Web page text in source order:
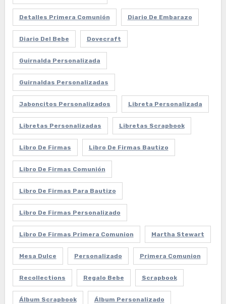
Detalles Primera Comunión Diario De Embarazo
Diario Del Bebe Dovecraft
Guirnalda Personalizada
Guirnaldas Personalizadas
Jaboncitos Personalizados Libreta Personalizada
Libretas Personalizadas Libretas Scrapbook
Libro De Firmas Libro De Firmas Bautizo
Libro De Firmas Comunión
Libro De Firmas Para Bautizo
Libro De Firmas Personalizado
Libro De Firmas Primera Comunion Martha Stewart
Mesa Dulce Personalizado Primera Comunion
Recollections Regalo Bebe Scrapbook
Álbum Scrapbook Álbum Personalizado